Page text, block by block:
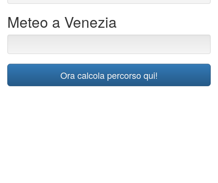
Meteo a Venezia
Ora calcola percorso qui!